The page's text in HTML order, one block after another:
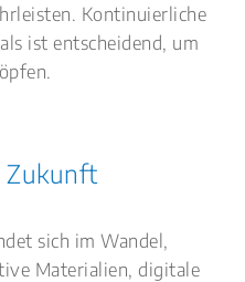
Kontinuierliche
ist entscheidend, um
Zukunft
sich im Wandel,
Materialien, digitale